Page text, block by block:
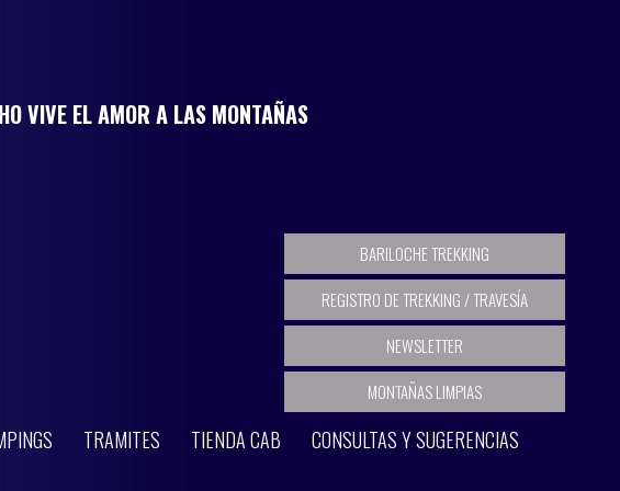
VIVE EL AMOR A LAS MONTAÑAS
BARILOCHE TREKKING
REGISTRO DE TREKKING / TRAVESÍA
NEWSLETTER
MONTAÑAS LIMPIAS
TRAMITES TIENDA CAB CONSULTAS Y SUGERENCIAS